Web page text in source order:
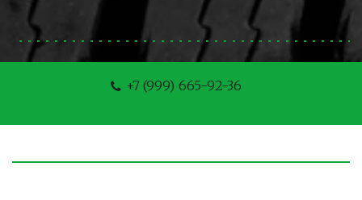
+7 (999) 665-92-36